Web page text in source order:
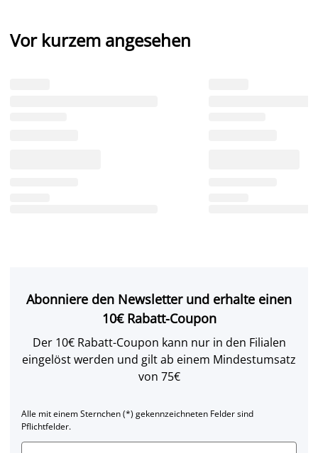
Vor kurzem angesehen
Abonniere den Newsletter und erhalte einen
10€ Rabatt-Coupon
Der 10€ Rabatt-Coupon kann nur in den Filialen
eingelöst werden und gilt ab einem Mindestumsatz
von 75€
Alle mit einem Sternchen (*) gekennzeichneten Felder sind
Pflichtfelder.